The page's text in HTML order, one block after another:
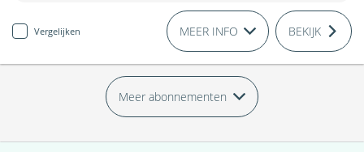
Vergelijken MEER INFO BEKIJK
Meer abonnementen